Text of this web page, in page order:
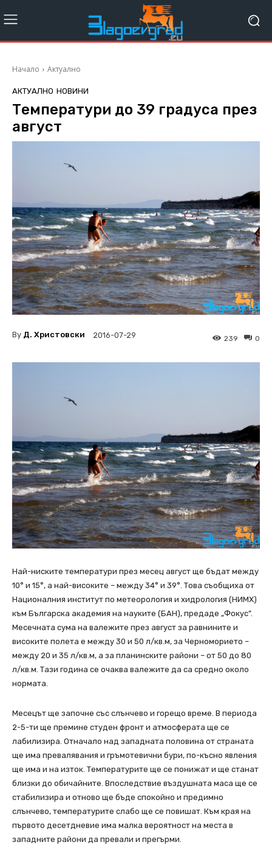
Начало Актуално
АКТУАЛНО НОВИНИ
Температури до 39 градуса през
август
By Д. Христовски 2016-07-29 0
239
Най-ниските температури през месец август ще бъдат между
10° и 15°, а най-високите – между 34° и 39°. Това съобщиха от
Националния институт по метеорология и хидрология (НИМХ)
към Българска академия на науките (БАН), предаде „Фокус”.
Месечната сума на валежите през август за равнините и
високите полета е между 30 и 50 л/кв.м, за Черноморието –
между 20 и 35 л/кв.м, а за планинските райони – от 50 до 80
л/кв.м. Тази година се очаква валежите да са средно около
нормата.
Месецът ще започне със слънчево и горещо време. В периода
2-5-ти ще премине студен фронт и атмосферата ще се
лабилизира. Отначало над западната половина от страната
ще има превалявания и гръмотевични бури, по-късно явления
ще има и на изток. Температурите ще се понижат и ще станат
близки до обичайните. Впоследствие въздушната маса ще се
стабилизира и отново ще бъде спокойно и предимно
слънчево, температурите слабо ще се повишат. Към края на
първото десетдневие има малка вероятност на места в
западните райони да превали и прегърми.